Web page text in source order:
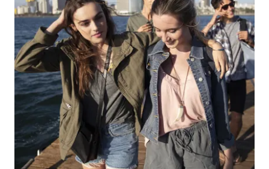
Podívejte se, co všechno děláme
Kanceláře
Najděte nejbližší kancelář
O nás
Kdo jsme
Kariéra
Přidejte se k nám do týmu